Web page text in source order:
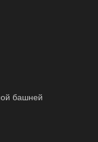
башней